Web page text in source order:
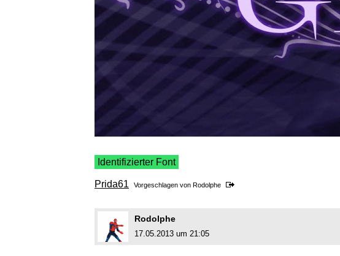
Identifizierter Font
Prida61 Vorgeschlagen von Rodolphe
Rodolphe
17.05.2013 um 21:05